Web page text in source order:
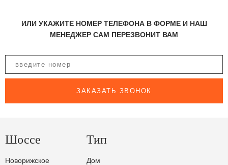
ИЛИ УКАЖИТЕ НОМЕР ТЕЛЕФОНА В ФОРМЕ И НАШ
МЕНЕДЖЕР САМ ПЕРЕЗВОНИТ ВАМ
ЗАКАЗАТЬ ЗВОНОК
Шоссе
Новорижское
Тип
Дом